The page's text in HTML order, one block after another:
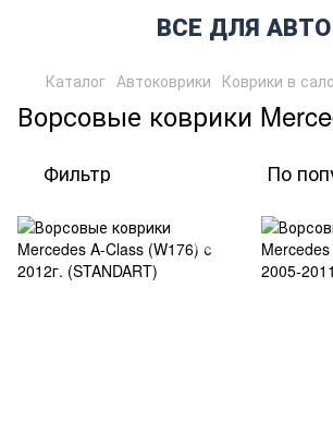
ВСЕ ДЛЯ АВТО
Каталог Автоковрики Коврики в
Ворсовые коврики
Фильтр По